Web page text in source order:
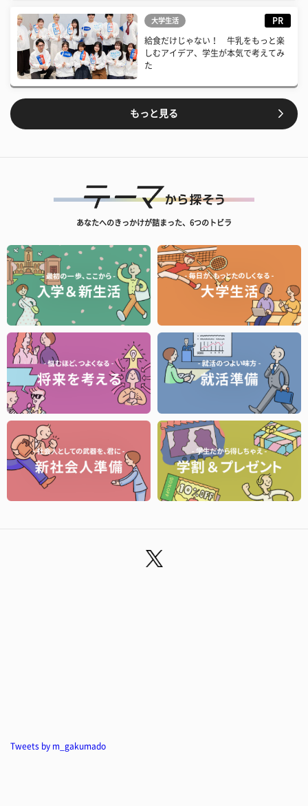
大学生活 PR
給食だけじゃない！ 牛乳をもっと楽
しむアイデア、学生が本気で考えてみ
た
もっと見る
あなたへのきっかけが詰まった、6つのトビラ
Tweets by m_gakumado